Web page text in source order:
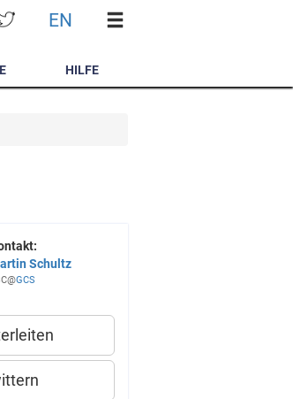
EN
HILFE
Schultz
GCS